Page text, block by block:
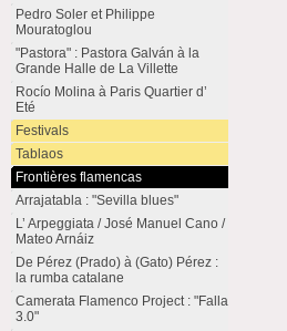
Pedro Soler et Philippe
Mouratoglou
"Pastora" : Pastora Galván à la
Grande Halle de La Villette
Rocío Molina à Paris Quartier d’
Eté
Festivals
Tablaos
Frontières flamencas
Arrajatabla : "Sevilla blues"
L’ Arpeggiata / José Manuel Cano /
Mateo Arnáiz
De Pérez (Prado) à (Gato) Pérez :
la rumba catalane
Camerata Flamenco Project : "Falla
3.0"